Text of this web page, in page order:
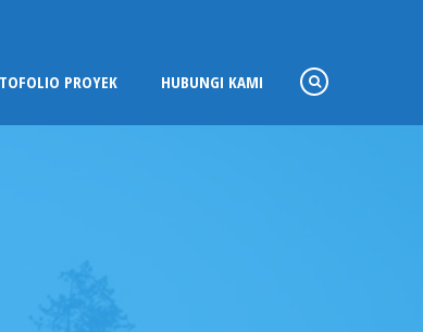
PROYEK HUBUNGI KAMI